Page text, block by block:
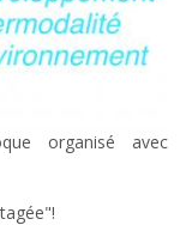
organisé avec